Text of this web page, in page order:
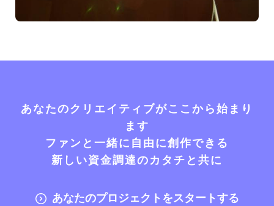
あなたのクリエイティブがここから始まり
ます
ファンと一緒に自由に創作できる
新しい資金調達のカタチと共に
あなたのプロジェクトをスタートする